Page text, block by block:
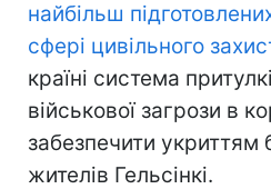
найбільш
сфері цивільного
країні система
військової загрози в
забезпечити укриттям
жителів Гельсінкі.